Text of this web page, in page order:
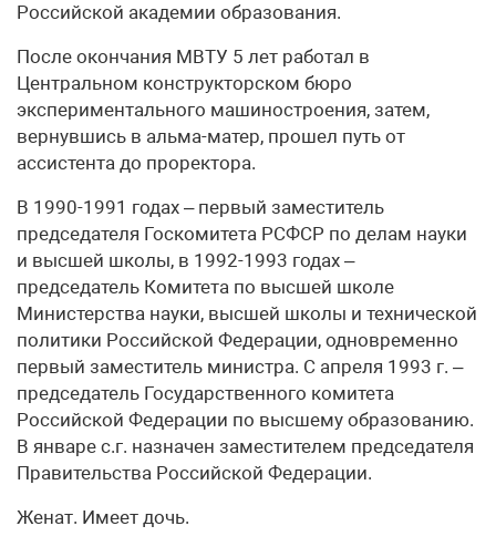
Российской академии образования.
После окончания МВТУ 5 лет работал в
Центральном конструкторском бюро
экспериментального машиностроения, затем,
вернувшись в альма-матер, прошел путь от
ассистента до проректора.
В 1990-1991 годах – первый заместитель
председателя Госкомитета РСФСР по делам науки
и высшей школы, в 1992-1993 годах –
председатель Комитета по высшей школе
Министерства науки, высшей школы и технической
политики Российской Федерации, одновременно
первый заместитель министра. С апреля 1993 г. –
председатель Государственного комитета
Российской Федерации по высшему образованию.
В январе с.г. назначен заместителем председателя
Правительства Российской Федерации.
Женат. Имеет дочь.